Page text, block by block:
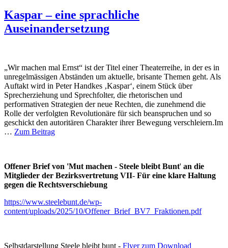
Kaspar – eine sprachliche
Auseinandersetzung
„Wir machen mal Ernst“ ist der Titel einer Theaterreihe, in der es in
unregelmässigen Abständen um aktuelle, brisante Themen geht. Als
Auftakt wird in Peter Handkes ‚Kaspar‘, einem Stück über
Sprecherziehung und Sprechfolter, die rhetorischen und
performativen Strategien der neue Rechten, die zunehmend die
Rolle der verfolgten Revolutionäre für sich beanspruchen und so
geschickt den autoritären Charakter ihrer Bewegung verschleiern.Im
… Zum Beitrag
Offener Brief von 'Mut machen - Steele bleibt Bunt' an die
Mitglieder der Bezirksvertretung VII- Für eine klare Haltung
gegen die Rechtsverschiebung
https://www.steelebunt.de/wp-
content/uploads/2025/10/Offener_Brief_BV7_Fraktionen.pdf
Selbstdarstellung Steele bleibt bunt - Flyer zum Download